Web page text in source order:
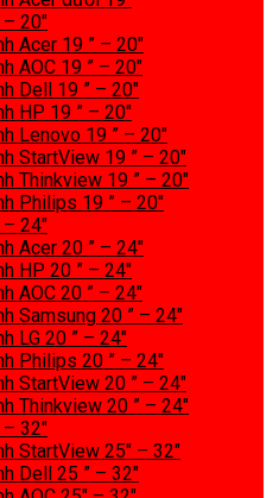
20″
Acer 19 ” – 20″
AOC 19 ” – 20″
Dell 19 ” – 20″
HP 19 ” – 20″
Lenovo 19 ” – 20″
StartView 19 ” – 20″
Thinkview 19 ” – 20″
Philips 19 ” – 20″
24″
Acer 20 ” – 24″
HP 20 ” – 24″
AOC 20 ” – 24″
Samsung 20 ” – 24″
LG 20 ” – 24″
Philips 20 ” – 24″
StartView 20 ” – 24″
Thinkview 20 ” – 24″
32″
StartView 25″ – 32″
Dell 25 ” – 32″